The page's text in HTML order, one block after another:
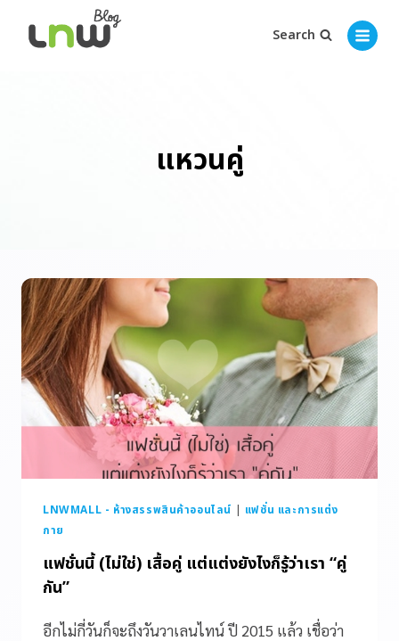
Search
แหวนคู่
LNWMALL - ห้างสรรพสินค้าออนไลน์ | แฟชั่น และการแต่ง
กาย
แฟชั่นนี้ (ไม่ใช่) เสื้อคู่ แต่แต่งยังไงก็รู้ว่าเรา “คู่
กัน”
อีกไม่กี่วันก็จะถึงวันวาเลนไทน์ ปี 2015 แล้ว เชื่อว่า